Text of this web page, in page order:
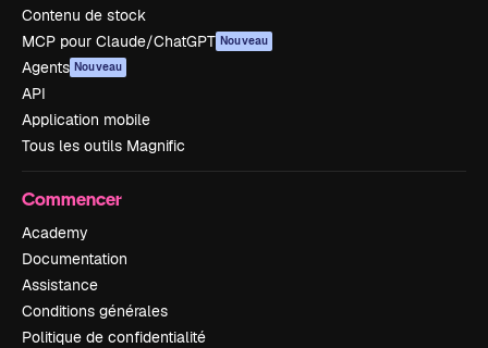
Contenu de stock
MCP pour Claude/ChatGPT Nouveau
Agents Nouveau
API
Application mobile
Tous les outils Magnific
Commencer
Academy
Documentation
Assistance
Conditions générales
Politique de confidentialité